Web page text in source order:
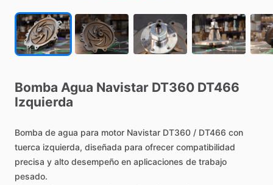
Bomba Agua Navistar DT360 DT466
Izquierda
Bomba de agua para motor Navistar DT360 ​/​ DT466 con
tuerca izquierda, diseñada para ofrecer compatibilidad
precisa y alto desempeño en aplicaciones de trabajo
pesado.